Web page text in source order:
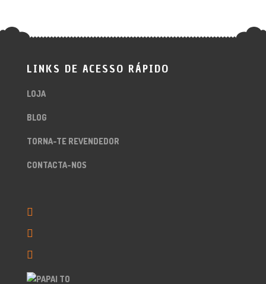
LINKS DE ACESSO RÁPIDO
LOJA
BLOG
TORNA-TE REVENDEDOR
CONTACTA-NOS